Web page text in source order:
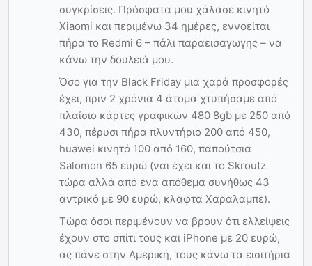
συγκρίσεις. Πρόσφατα μου χάλασε κινητό
Xiaomi και περιμένω 34 ημέρες, εννοείται
πήρα το Redmi 6 – πάλι παραεισαγωγης – να
κάνω την δουλειά μου.
Όσο για την Black Friday μια χαρά προσφορές
έχει, πριν 2 χρόνια 4 άτομα χτυπήσαμε από
πλαίσιο κάρτες γραφικών 480 8gb με 250 από
430, πέρυσι πήρα πλυντήριο 200 από 450,
huawei κινητό 100 από 160, παπούτσια
Salomon 65 ευρώ (ναι έχει και το Skroutz
τώρα αλλά από ένα απόθεμα συνήθως 43
αντρικό με 90 ευρώ, κλαφτα Χαραλαμπε).
Τώρα όσοι περιμένουν να βρουν ότι ελλείψεις
έχουν στο σπίτι τους και iPhone με 20 ευρώ,
ας πάνε στην Αμερική, τους κάνω τα εισιτήρια